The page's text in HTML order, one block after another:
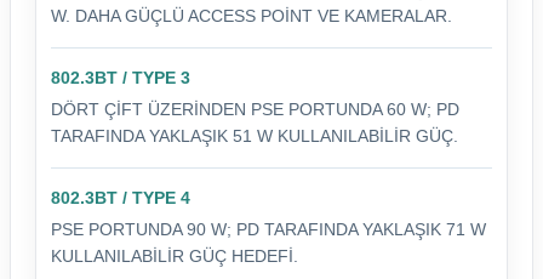
W. DAHA GÜÇLÜ ACCESS POINT VE KAMERALAR.
802.3BT / TYPE 3
DÖRT ÇIFT ÜZERINDEN PSE PORTUNDA 60 W; PD
TARAFINDA YAKLAŞIK 51 W KULLANILABILIR GÜÇ.
802.3BT / TYPE 4
PSE PORTUNDA 90 W; PD TARAFINDA YAKLAŞIK 71 W
KULLANILABILIR GÜÇ HEDEFI.